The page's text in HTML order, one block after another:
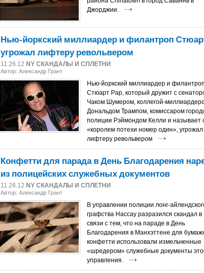
Джорджии.
Нью-йоркский миллиардер и филантроп
угрожал лифтеру револьвером
11.26.12 NY СКАНДАЛЫ И СПЛЕТНИ
Автор: Александр Грант
Нью-йоркский миллиардер и филантроп
Стюарт Рар, который дружит с
Чаком Шумером, коллегой-
Дональдом Трампом, комиссаром
полиции Рэймондом Келли и называет
«королем потехи номер один», угрожал
лифтеру револьвером
Конфетти для парада в День Благодарения
из полицейских служебных документов
11.26.12 NY СКАНДАЛЫ И СПЛЕТНИ
Автор: Александр Грант
В управлении полиции лонг-
графства Нассау разразился скандал в
связи с тем, что на параде в День
Благодарения в Манхэттене для
конфетти использовали измельченные
«шредером» служебные документы
управления.